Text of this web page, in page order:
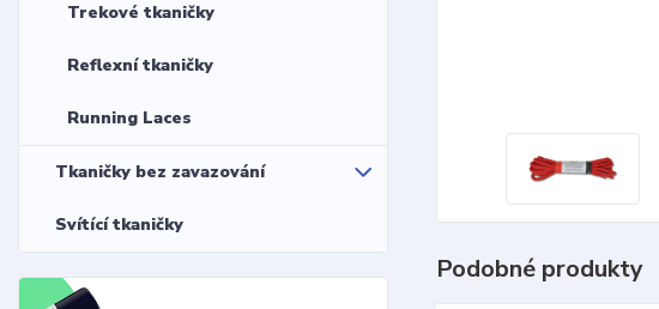
Trekové tkaničky
Reflexní tkaničky
Running Laces
Tkaničky bez zavazování
Svítící tkaničky
Podobné produkty